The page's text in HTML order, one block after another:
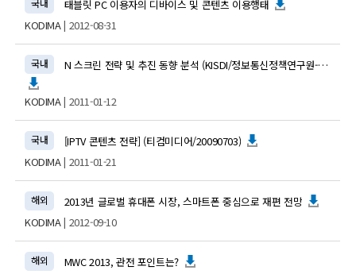
국내
태블릿 PC 이용자의 디바이스 및 콘텐츠 이용행태
KODIMA| 2012-08-31
국내 N 스크린 전략 및 추진 동향 분석 (KISDI/정보통신정책연구원-2010년11월)
KODIMA| 2011-01-12
국내
[IPTV 콘텐츠 전략] (티컴미디어/20090703)
KODIMA| 2011-01-21
해외
2013년 글로벌 휴대폰 시장, 스마트폰 중심으로 재편 전망
KODIMA| 2012-09-10
해외
MWC 2013, 관전 포인트는?